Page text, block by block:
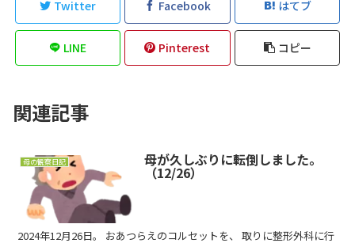
Twitter Facebook はてブ
LINE Pinterest コピー
関連記事
母の観察日記 母が久しぶりに転倒しました。
（12/26）
2024年12月26日。 おあつらえのコルセットを、 取りに整形外科に行